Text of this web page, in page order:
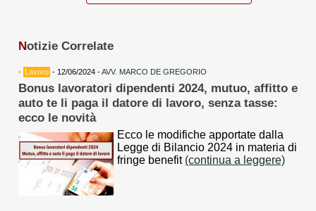
Notizie Correlate
• Lavoro - 12/06/2024 -AVV. MARCO DE GREGORIO
Bonus lavoratori dipendenti 2024, mutuo, affitto e
auto te li paga il datore di lavoro, senza tasse:
ecco le novità
Ecco le modifiche apportate dalla
Legge di Bilancio 2024 in materia di
fringe benefit (continua a leggere)